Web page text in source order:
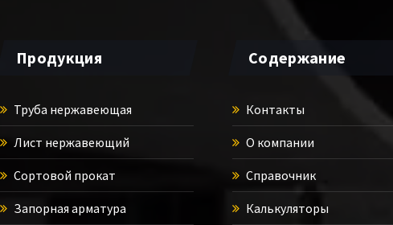
Продукция
Труба нержавеющая
Лист нержавеющий
Сортовой прокат
Запорная арматура
Содержание
Контакты
О компании
Справочник
Калькуляторы